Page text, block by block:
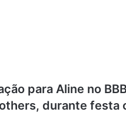
para Aline no
durante festa